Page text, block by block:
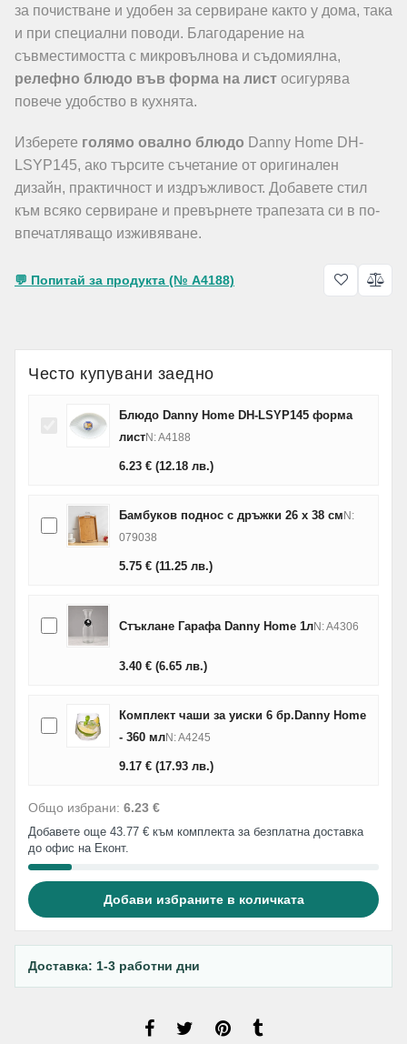
за почистване и удобен за сервиране както у дома, така
и при специални поводи. Благодарение на
съвместимостта с микровълнова и съдомиялна,
релефно блюдо във форма на лист осигурява
повече удобство в кухнята.
Изберете голямо овално блюдо Danny Home DH-
LSYP145, ако търсите съчетание от оригинален
дизайн, практичност и издръжливост. Добавете стил
към всяко сервиране и превърнете трапезата си в по-
впечатляващо изживяване.
💬 Попитай за продукта (№ A4188)
Често купувани заедно
Блюдо Danny Home DH-LSYP145 форма
листN: A4188
6.23 € (12.18 лв.)
Бамбуков поднос с дръжки 26 x 38 смN:
079038
5.75 € (11.25 лв.)
Стъклане Гарафа Danny Home 1лN: A4306
3.40 € (6.65 лв.)
Комплект чаши за уиски 6 бр.Danny Home
- 360 млN: A4245
9.17 € (17.93 лв.)
Общо избрани: 6.23 €
Добавете още 43.77 € към комплекта за безплатна доставка
до офис на Еконт.
Добави избраните в количката
Доставка: 1-3 работни дни